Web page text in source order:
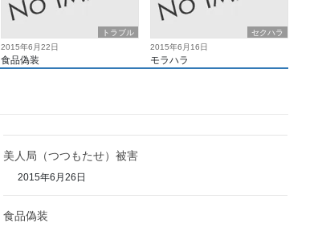
トラブル
2015年6月22日
食品偽装
セクハラ
2015年6月16日
モラハラ
美人局（つつもたせ）被害
2015年6月26日
食品偽装